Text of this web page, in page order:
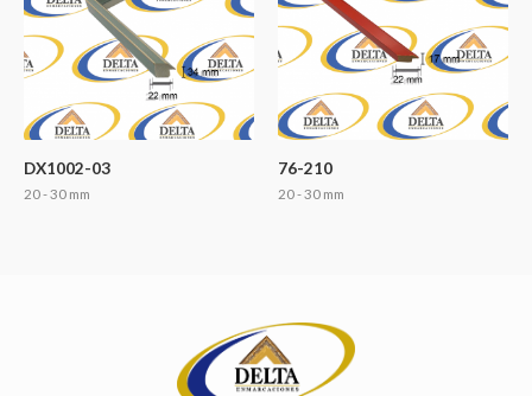
DX1002-03
20 - 30 mm
76-210
20 - 30 mm